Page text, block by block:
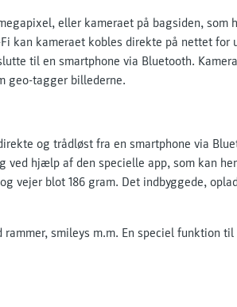
eller kameraet på bagsiden, som
kan kameraet kobles direkte på nettet for
til en smartphone via Bluetooth.
geo-tagger billederne.
og trådløst fra en smartphone via
ved hjælp af den specielle app, som kan
vejer blot 186 gram. Det indbyggede,
smileys m.m. En speciel funktion til